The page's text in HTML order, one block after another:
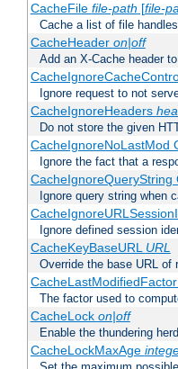
CacheFile file-path [file-
Cache a list of file
CacheHeader on|off
Add an X-Cache header
Ignore request to not
CacheIgnoreHeaders
Do not store the given
CacheIgnoreNoLastMod
Ignore the fact that a
CacheIgnoreQueryString
Ignore query string when
Ignore defined session
CacheKeyBaseURL URL
Override the base URL of
CacheLastModifiedFactor
The factor used to
CacheLock on|off
Enable the thundering
CacheLockMaxAge